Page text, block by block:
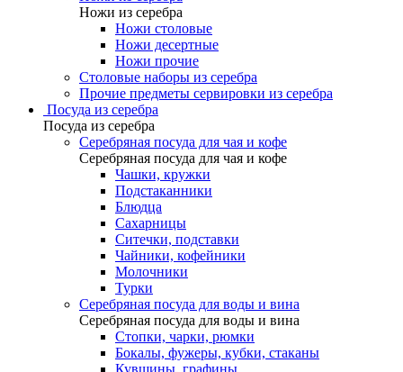
Ножи из серебра
Ножи столовые
Ножи десертные
Ножи прочие
Столовые наборы из серебра
Прочие предметы сервировки из серебра
Посуда из серебра
Посуда из серебра
Серебряная посуда для чая и кофе
Серебряная посуда для чая и кофе
Чашки, кружки
Подстаканники
Блюдца
Сахарницы
Ситечки, подставки
Чайники, кофейники
Молочники
Турки
Серебряная посуда для воды и вина
Серебряная посуда для воды и вина
Стопки, чарки, рюмки
Бокалы, фужеры, кубки, стаканы
Кувшины, графины